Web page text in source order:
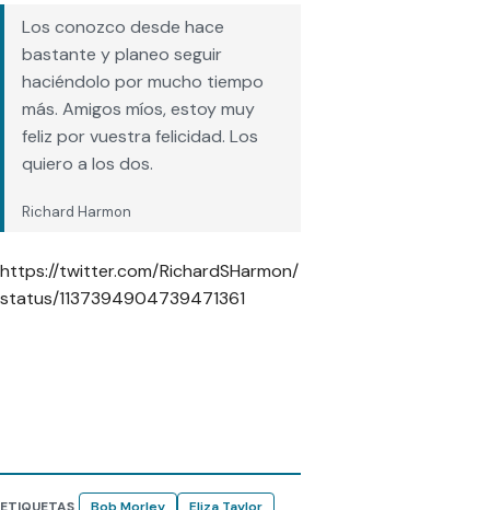
Los conozco desde hace
bastante y planeo seguir
haciéndolo por mucho tiempo
más. Amigos míos, estoy muy
feliz por vuestra felicidad. Los
quiero a los dos.
Richard Harmon
https://twitter.com/RichardSHarmon/
status/1137394904739471361
ETIQUETAS Bob Morley Eliza Taylor